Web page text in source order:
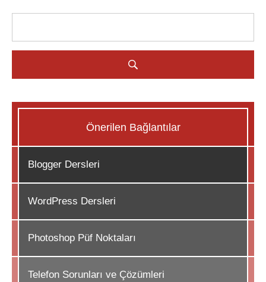
Önerilen Bağlantılar
Blogger Dersleri
WordPress Dersleri
Photoshop Püf Noktaları
Telefon Sorunları ve Çözümleri